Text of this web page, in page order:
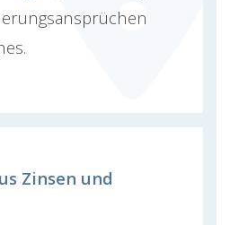
Zinsen und